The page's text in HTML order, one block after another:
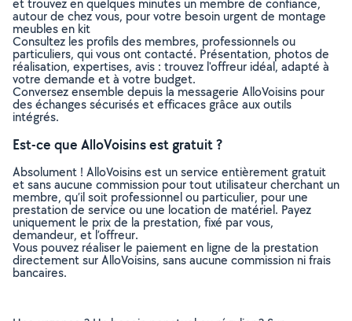
et trouvez en quelques minutes un membre de confiance,
autour de chez vous, pour votre besoin urgent de montage
meubles en kit
Consultez les profils des membres, professionnels ou
particuliers, qui vous ont contacté. Présentation, photos de
réalisation, expertises, avis : trouvez l'offreur idéal, adapté à
votre demande et à votre budget.
Conversez ensemble depuis la messagerie AlloVoisins pour
des échanges sécurisés et efficaces grâce aux outils
intégrés.
Est-ce que AlloVoisins est gratuit ?
Absolument ! AlloVoisins est un service entièrement gratuit
et sans aucune commission pour tout utilisateur cherchant un
membre, qu’il soit professionnel ou particulier, pour une
prestation de service ou une location de matériel. Payez
uniquement le prix de la prestation, fixé par vous,
demandeur, et l’offreur.
Vous pouvez réaliser le paiement en ligne de la prestation
directement sur AlloVoisins, sans aucune commission ni frais
bancaires.